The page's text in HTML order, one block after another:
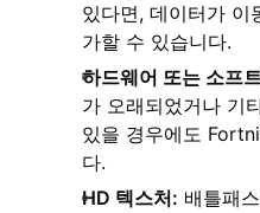
있다면, 데이터가 이
가할 수 있습니다.
하드웨어 또는 소프
가 오래되었거나 기
있을 경우에도
다.
HD 텍스처: 배틀패